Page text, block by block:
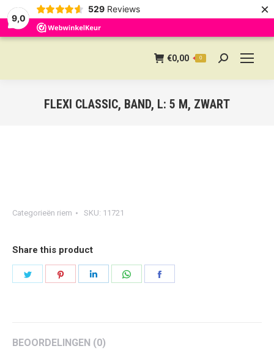
9,0
529 Reviews ×
€0,00 0 Search:
FLEXI CLASSIC, BAND, L: 5 M, ZWART
Categorieën riem SKU: 11721
Share this product
BEOORDELINGEN (0)